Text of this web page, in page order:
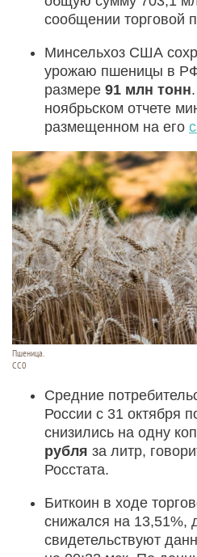
сообщении торговой
Минсельхоз США
урожаю пшеницы в
размере 91 млн тонн
ноябрьском отчете
размещенном на его
Пшеница.
СС0
Средние
России с 31 октября
снизились на одну
рубля за литр,
Росстата.
Биткоин в ходе
снижался на 13,51%,
свидетельствуют